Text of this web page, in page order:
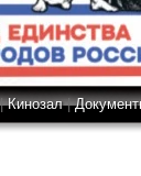
Кинозал|